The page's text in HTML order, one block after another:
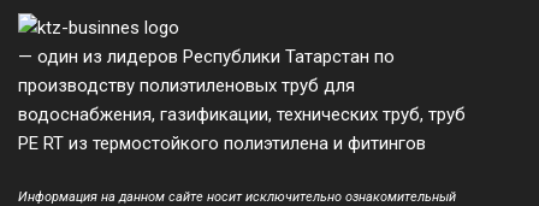
— один из лидеров Республики Татарстан по
производству полиэтиленовых труб для
водоснабжения, газификации, технических труб, труб
PE RT из термостойкого полиэтилена и фитингов
Информация на данном сайте носит исключительно ознакомительный